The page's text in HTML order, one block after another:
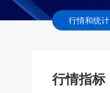
行情和统计
行情指标